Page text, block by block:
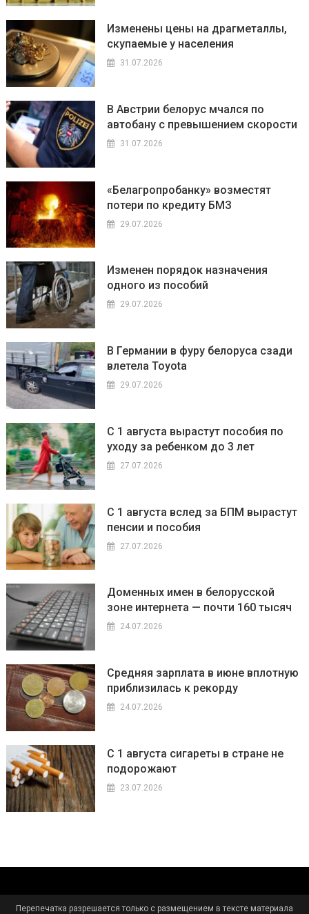
Изменены цены на драгметаллы,
скупаемые у населения
31.07.2026
В Австрии белорус мчался по
автобану с превышением скорости
31.07.2026
«Белагропробанку» возместят
потери по кредиту БМЗ
29.07.2026
Изменен порядок назначения
одного из пособий
29.07.2026
В Германии в фуру белоруса сзади
влетела Toyota
29.07.2026
С 1 августа вырастут пособия по
уходу за ребенком до 3 лет
27.07.2026
С 1 августа вслед за БПМ вырастут
пенсии и пособия
27.07.2026
Доменных имен в белорусской
зоне интернета — почти 160 тысяч
24.07.2026
Средняя зарплата в июне вплотную
приблизилась к рекорду
24.07.2026
С 1 августа сигареты в стране не
подорожают
23.07.2026
Перепечатка разрешается только с размещением в тексте материала